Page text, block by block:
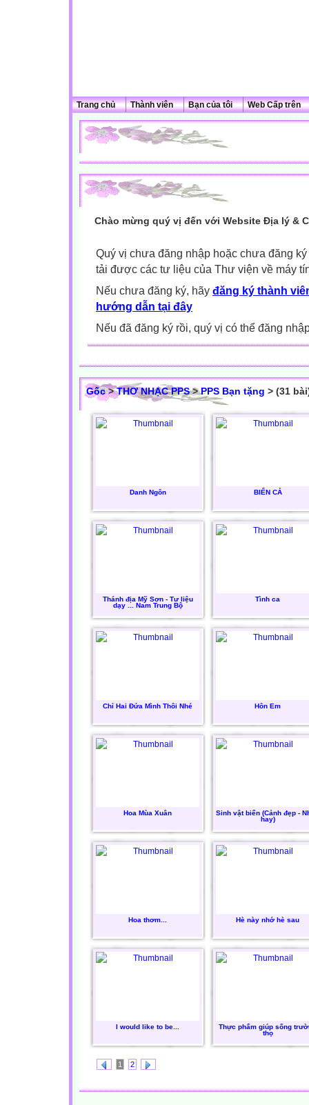
Trang chủ Thành viên Bạn của tôi Web Cấp trên
Chào mừng quý vị đến với Website Địa lý &
Quý vị chưa đăng nhập hoặc chưa đăng
tải được các tư liệu của Thư viện về máy
Nếu chưa đăng ký, hãy đăng ký thành
hướng dẫn tại đây
Nếu đã đăng ký rồi, quý vị có thể đăng
Gốc>THƠ NHẠC PPS>PPS Bạn tặng > (31
Danh Ngôn BIỂN CẢ
Thánh địa Mỹ Sơn - Tư liệu
dạy ... Nam Trung Bộ
Tình ca
Chỉ Hai Đứa Mình Thôi Nhé Hôn Em
Hoa Mùa Xuân
Sinh vật biển (Cảnh đẹp -
hay)
Hoa thơm... Hè này nhớ hè sau
I would like to be...
Thực phẩm giúp sống
thọ
1 2